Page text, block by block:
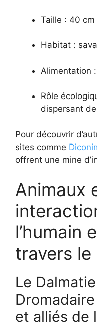
Taille : 40
Habitat :
Alimentation
Rôle
dispersant
Pour découvrir
sites comme
offrent une mine
Animaux
l’humain
travers le
Le
et alliés de